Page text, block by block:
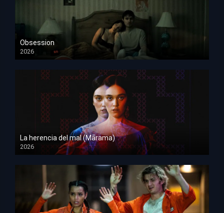
Obsession
2026
HD 1080p
La herencia del mal (Mārama)
2026
HD 1080p